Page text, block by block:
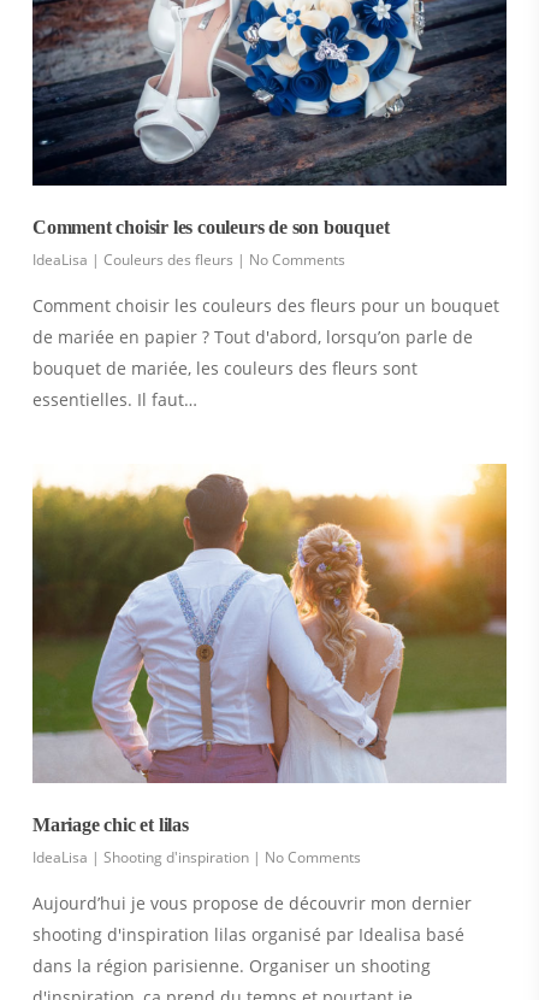
Comment choisir les couleurs de son bouquet
IdeaLisa | Couleurs des fleurs | No Comments
Comment choisir les couleurs des fleurs pour un bouquet
de mariée en papier ? Tout d'abord, lorsqu’on parle de
bouquet de mariée, les couleurs des fleurs sont
essentielles. Il faut…
Mariage chic et lilas
IdeaLisa | Shooting d'inspiration | No Comments
Aujourd’hui je vous propose de découvrir mon dernier
shooting d'inspiration lilas organisé par Idealisa basé
dans la région parisienne. Organiser un shooting